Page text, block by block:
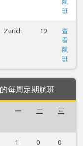
班
Zurich 19
查
看
航
班
每周定期航班
一 二 三
1 0 0